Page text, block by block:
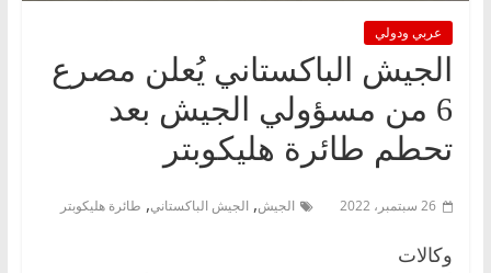
عربي ودولي
الجيش الباكستاني يُعلن مصرع
6 من مسؤولي الجيش بعد
تحطم طائرة هليكوبتر
26 سبتمبر، 2022 الجيش, الجيش الباكستاني, طائرة هليكوبتر
وكالات